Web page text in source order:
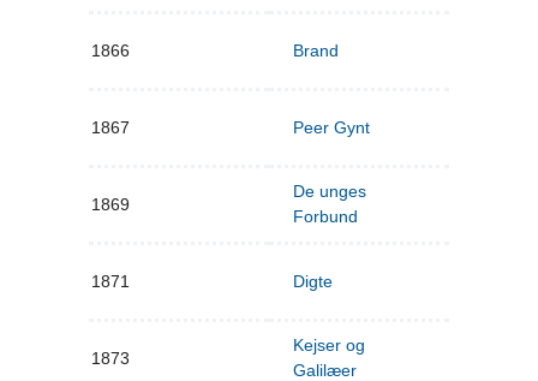
1866 Brand
1867 Peer Gynt
1869
De unges
Forbund
1871 Digte
1873
Kejser og
Galilæer